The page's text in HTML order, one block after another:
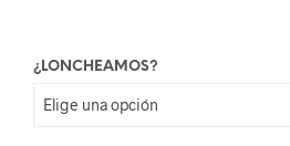
¿LONCHEAMOS?